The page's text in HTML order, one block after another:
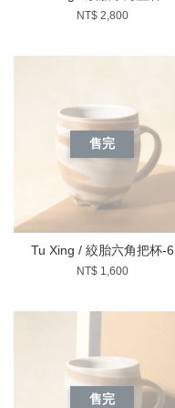
NT$ 2,800
售完
Tu Xing / 絞胎六角把杯-6
NT$ 1,600
售完